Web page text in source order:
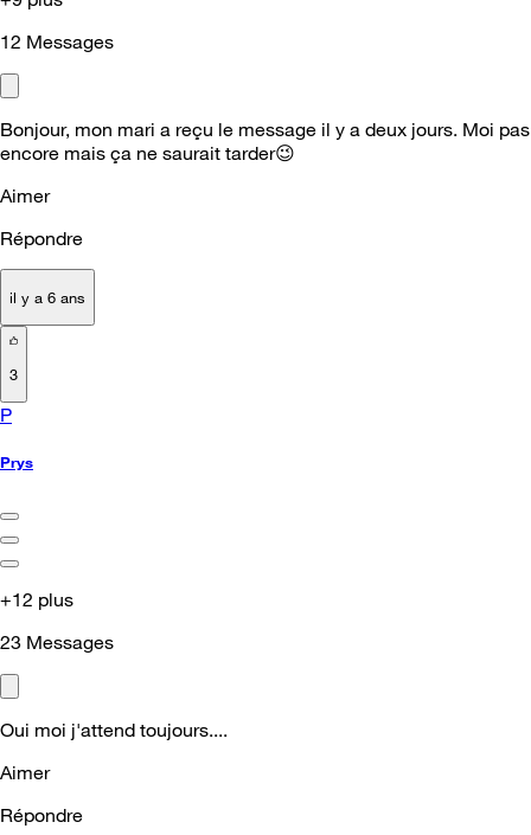
12 Messages
Bonjour, mon mari a reçu le message il y a deux jours. Moi pas
encore mais ça ne saurait tarder😉
Aimer
Répondre
il y a 6 ans
3
P
Prys
+12 plus
23 Messages
Oui moi j'attend toujours....
Aimer
Répondre